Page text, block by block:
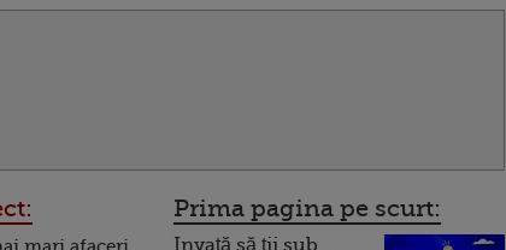
Prima pagina pe scurt:
Invață să ții sub